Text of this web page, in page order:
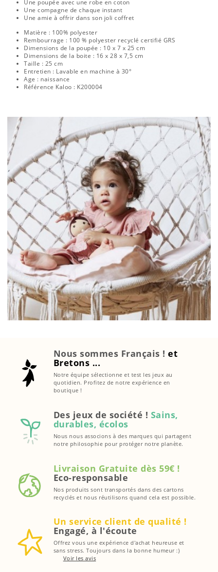
Une poupée avec une robe en coton
Une compagne de chaque instant
Une amie à offrir dans son joli coffret
Matière : 100% polyester
Rembourrage : 100 % polyester recyclé certifié GRS
Dimensions de la poupée : 10 x 7 x 25 cm
Dimensions de la boite : 16 x 28 x 7,5 cm
Taille : 25 cm
Entretien : Lavable en machine à 30°
Age : naissance
Référence Kaloo : K200004
Nous sommes Français !et
Bretons ...
Notre équipe sélectionne et test les jeux au
quotidien. Profitez de notre expérience en
boutique !
Des jeux de société ! Sains,
durables, écolos
Nous nous associons à des marques qui partagent
notre philosophie pour protéger notre planète.
Livraison Gratuite dès 59€ !
Eco-responsable
Nos produits sont transportés dans des cartons
recyclés et nous réutilisons quand cela est possible.
Un service client de qualité !
Engagé, à l'écoute
Offrez vous une expérience d'achat heureuse et
sans stress. Toujours dans la bonne humeur :)
Voir les avis